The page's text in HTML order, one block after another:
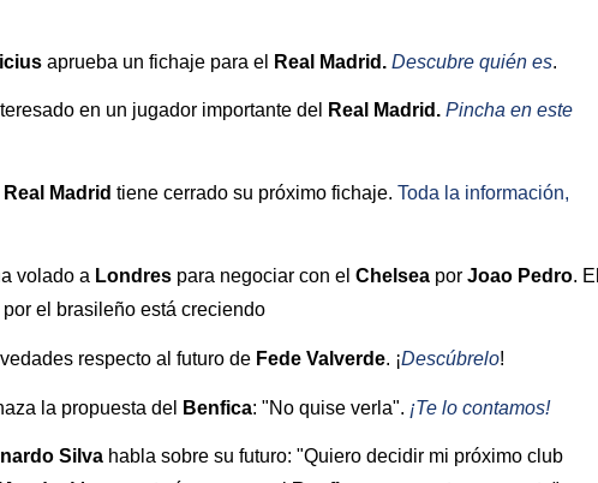
aprueba un fichaje para el Real Madrid. Descubre quién es.
en un jugador importante del Real Madrid. Pincha en este
Real Madrid tiene cerrado su próximo fichaje. Toda la información,
volado a Londres para negociar con el Chelsea por Joao Pedro. El
por el brasileño está creciendo
respecto al futuro de Fede Valverde. ¡Descúbrelo!
la propuesta del Benfica: "No quise verla". ¡Te lo contamos!
Silva habla sobre su futuro: "Quiero decidir mi próximo club